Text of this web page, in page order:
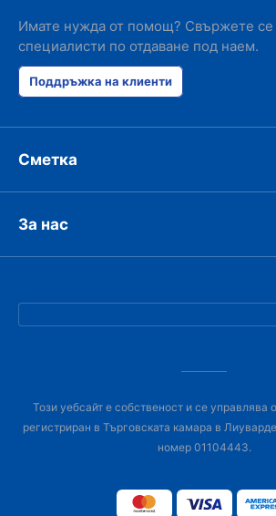
Имате нужда от помощ? Свържете се
специалисти по отдаване под наем.
Поддръжка на клиенти
Сметка
За нас
Този уебсайт е собственост и се управлява
регистриран в Търговската камара в
номер 01104443.